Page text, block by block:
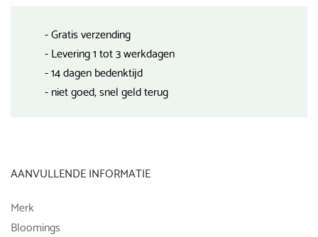
- Gratis verzending
- Levering 1 tot 3 werkdagen
- 14 dagen bedenktijd
- niet goed, snel geld terug
AANVULLENDE INFORMATIE
Merk
Bloomings